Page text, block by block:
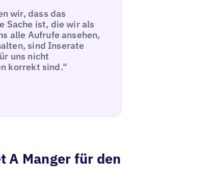
wir, dass das
Sache ist, die wir als
alle Aufrufe ansehen,
sind Inserate
uns nicht
korrekt sind.“
A Manger für den